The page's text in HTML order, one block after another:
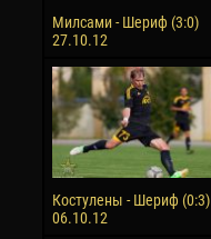
Милсами - Шериф (3:0)
27.10.12
Костулены - Шериф (0:3)
06.10.12